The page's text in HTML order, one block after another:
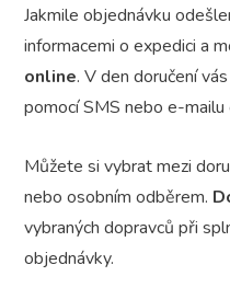
Jakmile objednávku
informacemi o expedici a
online. V den doručení
pomocí SMS nebo e-mailu
Můžete si vybrat mezi
nebo osobním odběrem.
vybraných dopravců při
objednávky.